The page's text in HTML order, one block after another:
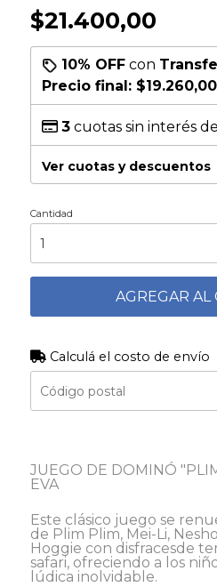
$21.400,00
10% OFFcon
Precio final: $19.260,00
3cuotas sin interés de
Ver cuotas y descuentos
Cantidad
AGREGAR AL
Calculá el costo de envío
JUEGO DE DOMINÓ
EVA
Este clásico juego se
de Plim Plim, Mei-Li,
Hoggie con disfracesde
safari, ofreciendo a los
lúdica inolvidable.